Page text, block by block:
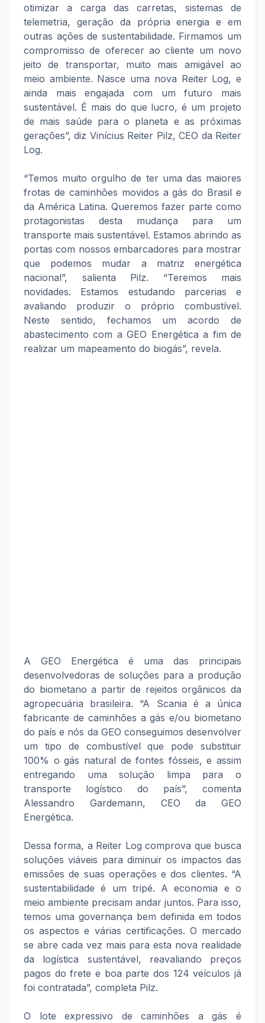
otimizar a carga das carretas, sistemas de
telemetria, geração da própria energia e em
outras ações de sustentabilidade. Firmamos um
compromisso de oferecer ao cliente um novo
jeito de transportar, muito mais amigável ao
meio ambiente. Nasce uma nova Reiter Log, e
ainda mais engajada com um futuro mais
sustentável. É mais do que lucro, é um projeto
de mais saúde para o planeta e as próximas
gerações”, diz Vinícius Reiter Pilz, CEO da Reiter
Log.
“Temos muito orgulho de ter uma das maiores
frotas de caminhões movidos a gás do Brasil e
da América Latina. Queremos fazer parte como
protagonistas desta mudança para um
transporte mais sustentável. Estamos abrindo as
portas com nossos embarcadores para mostrar
que podemos mudar a matriz energética
nacional”, salienta Pilz. “Teremos mais
novidades. Estamos estudando parcerias e
avaliando produzir o próprio combustível.
Neste sentido, fechamos um acordo de
abastecimento com a GEO Energética a fim de
realizar um mapeamento do biogás”, revela.
A GEO Energética é uma das principais
desenvolvedoras de soluções para a produção
do biometano a partir de rejeitos orgânicos da
agropecuária brasileira. “A Scania é a única
fabricante de caminhões a gás e/ou biometano
do país e nós da GEO conseguimos desenvolver
um tipo de combustível que pode substituir
100% o gás natural de fontes fósseis, e assim
entregando uma solução limpa para o
transporte logístico do país”, comenta
Alessandro Gardemann, CEO da GEO
Energética.
Dessa forma, a Reiter Log comprova que busca
soluções viáveis para diminuir os impactos das
emissões de suas operações e dos clientes. “A
sustentabilidade é um tripé. A economia e o
meio ambiente precisam andar juntos. Para isso,
temos uma governança bem definida em todos
os aspectos e várias certificações. O mercado
se abre cada vez mais para esta nova realidade
da logística sustentável, reavaliando preços
pagos do frete e boa parte dos 124 veículos já
foi contratada”, completa Pilz.
O lote expressivo de caminhões a gás é